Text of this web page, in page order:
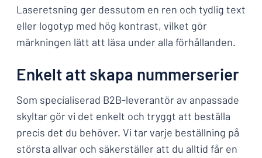
Laseretsning ger dessutom en ren och tydlig text
eller logotyp med hög kontrast, vilket gör
märkningen lätt att läsa under alla förhållanden.
Enkelt att skapa nummerserier
Som specialiserad B2B-leverantör av anpassade
skyltar gör vi det enkelt och tryggt att beställa
precis det du behöver. Vi tar varje beställning på
största allvar och säkerställer att du alltid får en